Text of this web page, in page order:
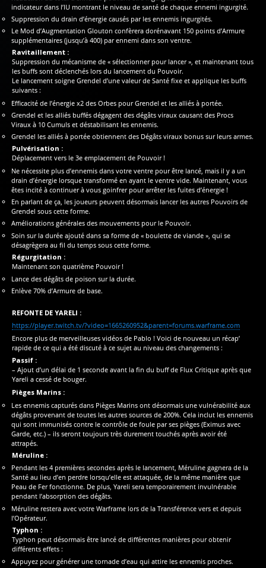
indicateur dans l’IU montrant le niveau de santé de chaque ennemi ingurgité.
Suppression du drain d’énergie causés par les ennemis ingurgités.
Le Mod d’Augmentation Glouton confèrera dorénavant 150 points d’Armure
supplémentaires (jusqu’à 400) par ennemi dans son ventre.
Ravitaillement :
Suppression du mécanisme de « sélectionner pour lancer », et maintenant tous
les buffs sont déclenchés lors du lancement du Pouvoir.
Le lancement soigne Grendel d’une valeur de Santé fixe et applique les buffs
suivants :
Efficacité de l’énergie x2 des Orbes pour Grendel et les alliés à portée.
Grendel et les alliés buffés dégagent des dégâts viraux causant des Procs
Viraux à 10 Cumuls et déstabilisant les ennemis.
Grendel les alliés à portée obtiennent des Dégâts viraux bonus sur leurs armes.
Pulvérisation :
Déplacement vers le 3e emplacement de Pouvoir !
Ne nécessite plus d’ennemis dans votre ventre pour être lancé, mais il y a un
drain d’énergie lorsque transformé en ayant le ventre vide. Maintenant, vous
êtes incité à continuer à vous goinfrer pour arrêter les fuites d’énergie !
En parlant de ça, les joueurs peuvent désormais lancer les autres Pouvoirs de
Grendel sous cette forme.
Améliorations générales des mouvements pour le Pouvoir.
Soin sur la durée ajouté dans sa forme de « boulette de viande », qui se
désagrègera au fil du temps sous cette forme.
Régurgitation :
Maintenant son quatrième Pouvoir !
Lance des dégâts de poison sur la durée.
Enlève 70% d’Armure de base.
REFONTE DE YARELI :
https://player.twitch.tv/?video=1665260952&parent=forums.warframe.com
Encore plus de merveilleuses vidéos de Pablo ! Voici de nouveau un récap’
rapide de ce qui a été discuté à ce sujet au niveau des changements :
Passif :
– Ajout d’un délai de 1 seconde avant la fin du buff de Flux Critique après que
Yareli a cessé de bouger.
Pièges Marins :
Les ennemis capturés dans Pièges Marins ont désormais une vulnérabilité aux
dégâts provenant de toutes les autres sources de 200%. Cela inclut les ennemis
qui sont immunisés contre le contrôle de foule par ses pièges (Eximus avec
Garde, etc.) – ils seront toujours très durement touchés après avoir été
attrapés.
Méruline :
Pendant les 4 premières secondes après le lancement, Méruline gagnera de la
Santé au lieu d’en perdre lorsqu’elle est attaquée, de la même manière que
Peau de Fer fonctionne. De plus, Yareli sera temporairement invulnérable
pendant l’absorption des dégâts.
Méruline restera avec votre Warframe lors de la Transférence vers et depuis
l’Opérateur.
Typhon :
Typhon peut désormais être lancé de différentes manières pour obtenir
différents effets :
Appuyez pour générer une tornade d’eau qui attire les ennemis proches.